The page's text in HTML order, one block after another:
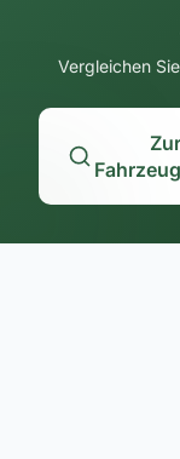
Vergleichen
Zur